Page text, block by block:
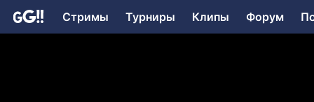
Стримы Турниры Клипы Форум